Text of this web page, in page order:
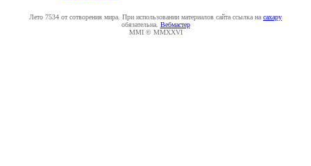
Лето 7534 от сотворения мира. При использовании материалов сайта ссылка на caxapу
обязательна. Вебмастер
MMI © MMXXVI